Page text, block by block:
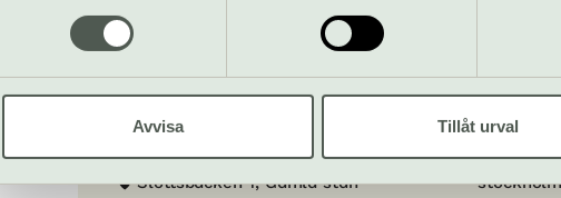
Avvisa Tillåt urval
Slottsbacken 1, Gamla stan